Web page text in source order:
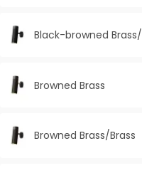
Black-browned
Browned Brass
Browned Brass/Brass